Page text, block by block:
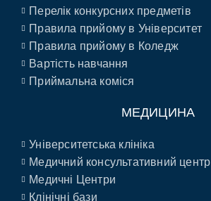
Перелік конкурсних предметів
Правила прийому в Університет
Правила прийому в Коледж
Вартість навчання
Приймальна коміся
МЕДИЦИНА
Університетська клініка
Медичний консультативний центр
Медичні Центри
Клінічні бази